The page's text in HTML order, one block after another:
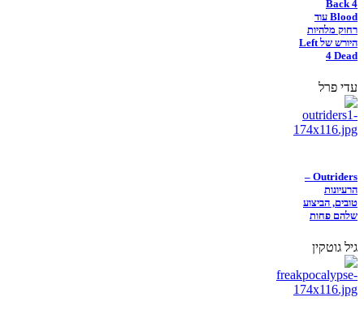
Back 4
Blood עוד
רחוק מלהיות
היורש של Left
4 Dead
עדי פרל
Outriders –
הרעיונות
טובים, הביצוע
שלהם פחות
גיל גוטקין